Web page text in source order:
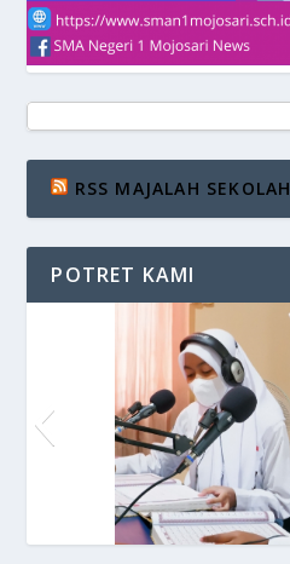
RSS MAJALAH SEKOLAH
POTRET KAMI